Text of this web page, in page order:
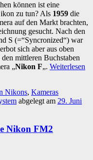
können ist eine
zu tun? Als 1959 die
auf den Markt brachten,
gesucht. Nach den
S (=“Syncronized“) war
sich aber aus oben
mittleren Buchstaben
„Nikon F„. Weiterlesen
Nikons, Kameras
abgelegt am 29. Juni
Nikon FM2